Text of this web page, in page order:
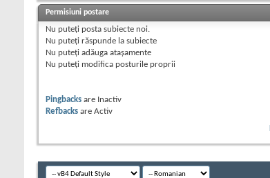
Permisiuni postare
Nu puteţi posta subiecte noi.
Nu puteţi răspunde la subiecte
Nu puteţi adăuga ataşamente
Nu puteţi modifica posturile proprii
Pingbacks are Inactiv
Refbacks are Activ